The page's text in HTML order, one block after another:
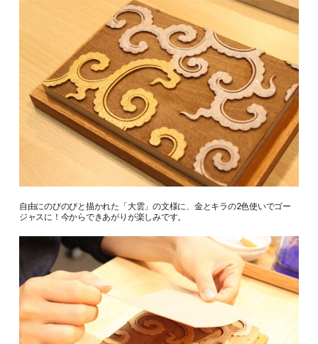
自由にのびのびと描かれた「大雲」の文様に、金とキラの2色使いでゴー
ジャスに！今からできあがりが楽しみです。